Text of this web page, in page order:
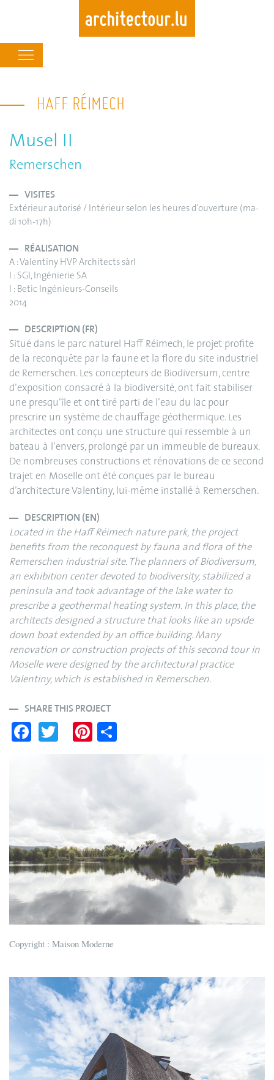
navigation
HAFF RÉIMECH
Musel II
Remerschen
VISITES
Extérieur autorisé / Intérieur selon les heures d’ouverture (ma-
di 10h-17h)
RÉALISATION
A : Valentiny HVP Architects sàrl
I : SGI, Ingénierie SA
I : Betic Ingénieurs-Conseils
2014
DESCRIPTION (FR)
Situé dans le parc naturel Haff Réimech, le projet profite
de la reconquête par la faune et la flore du site industriel
de Remerschen. Les concepteurs de Biodiversum, centre
d’exposition consacré à la biodiversité, ont fait stabiliser
une presqu’île et ont tiré parti de l’eau du lac pour
prescrire un système de chauffage géothermique. Les
architectes ont conçu une structure qui ressemble à un
bateau à l’envers, prolongé par un immeuble de bureaux.
De nombreuses constructions et rénovations de ce second
trajet en Moselle ont été conçues par le bureau
d’architecture Valentiny, lui-même installé à Remerschen.
DESCRIPTION (EN)
Located in the Haff Réimech nature park, the project
benefits from the reconquest by fauna and flora of the
Remerschen industrial site. The planners of Biodiversum,
an exhibition center devoted to biodiversity, stabilized a
peninsula and took advantage of the lake water to
prescribe a geothermal heating system. In this place, the
architects designed a structure that looks like an upside
down boat extended by an office building. Many
renovation or construction projects of this second tour in
Moselle were designed by the architectural practice
Valentiny, which is established in Remerschen.
SHARE THIS PROJECT
Fa
ce wi
Pi
nt ha
Copyright : Maison Moderne